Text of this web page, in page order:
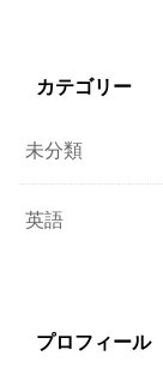
カテゴリー
未分類
英語
プロフィール